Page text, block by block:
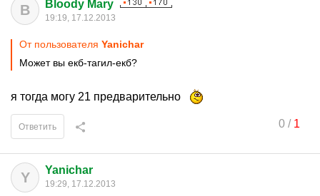
B Bloody Mary
19:19, 17.12.2013
От пользователя Yanichar
Может вы екб-тагил-екб?
я тогда могу 21 предварительно
0/ 1
Ответить
Y Yanichar
19:29, 17.12.2013